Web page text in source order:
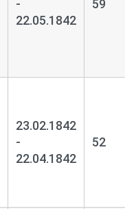
-
22.05.1842
59
23.02.1842
-
22.04.1842
52